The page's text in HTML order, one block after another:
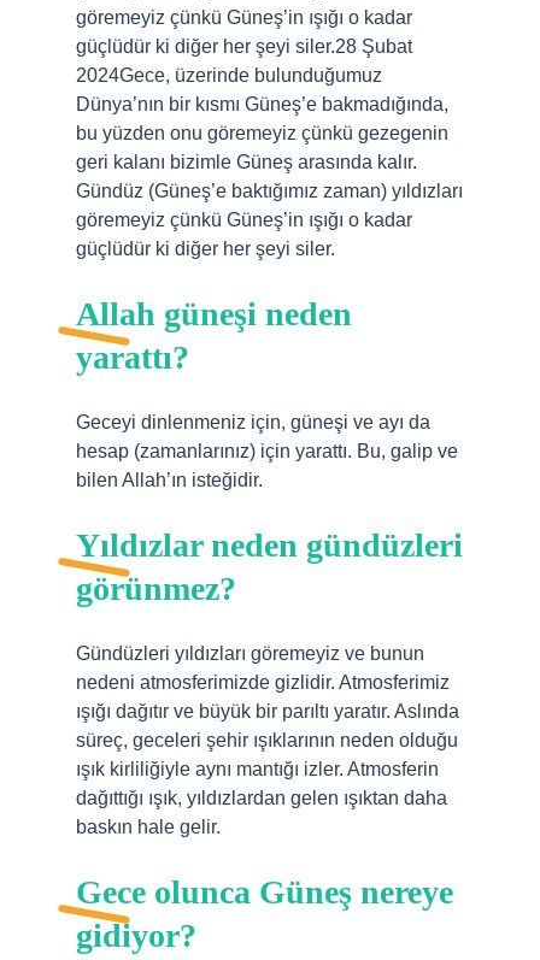
göremeyiz çünkü Güneş’in ışığı o kadar
güçlüdür ki diğer her şeyi siler.28 Şubat
2024Gece, üzerinde bulunduğumuz
Dünya’nın bir kısmı Güneş’e bakmadığında,
bu yüzden onu göremeyiz çünkü gezegenin
geri kalanı bizimle Güneş arasında kalır.
Gündüz (Güneş’e baktığımız zaman) yıldızları
göremeyiz çünkü Güneş’in ışığı o kadar
güçlüdür ki diğer her şeyi siler.
Allah güneşi neden
yarattı?
Geceyi dinlenmeniz için, güneşi ve ayı da
hesap (zamanlarınız) için yarattı. Bu, galip ve
bilen Allah’ın isteğidir.
Yıldızlar neden gündüzleri
görünmez?
Gündüzleri yıldızları göremeyiz ve bunun
nedeni atmosferimizde gizlidir. Atmosferimiz
ışığı dağıtır ve büyük bir parıltı yaratır. Aslında
süreç, geceleri şehir ışıklarının neden olduğu
ışık kirliliğiyle aynı mantığı izler. Atmosferin
dağıttığı ışık, yıldızlardan gelen ışıktan daha
baskın hale gelir.
Gece olunca Güneş nereye
gidiyor?